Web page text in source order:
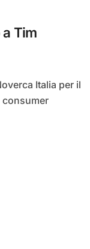
Tim
consumer